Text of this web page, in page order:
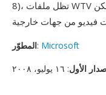
8)، تظل ملفات WTV في أرشيفات الوسائط الشخصية ويمكن
المطوّر: Microsoft
الأول: ١٦ يوليو، ٢٠٠٨